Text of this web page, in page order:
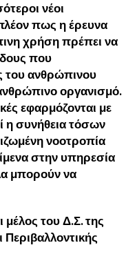
νέοι
πως η έρευνα
χρήση πρέπει να
που
του ανθρώπινου
οργανισμό.
εφαρμόζονται με
η συνήθεια τόσων
νοοτροπία
στην υπηρεσία
μπορούν να
μέλος του Δ.Σ. της
Περιβαλλοντικής